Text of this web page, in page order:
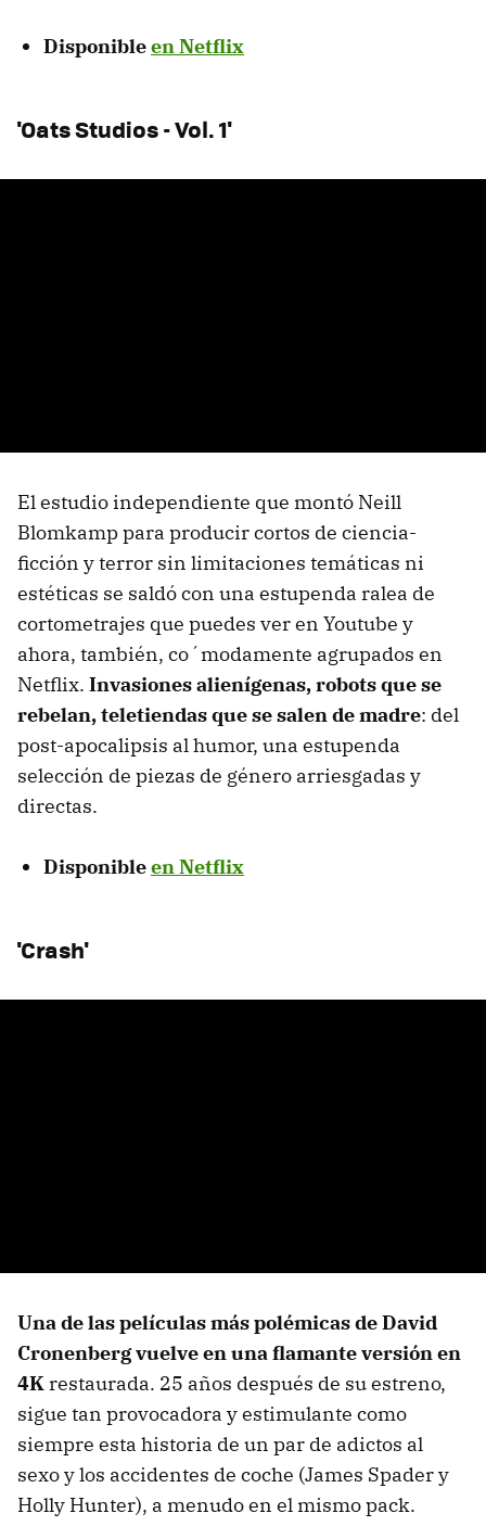
Disponibleen Netflix
'Oats Studios - Vol. 1'
El estudio independiente que montó Neill
Blomkamp para producir cortos de ciencia-
ficción y terror sin limitaciones temáticas ni
estéticas se saldó con una estupenda ralea de
cortometrajes que puedes ver en Youtube y
ahora, también, co´modamente agrupados en
Netflix. Invasiones alienígenas, robots que se
rebelan, teletiendas que se salen de madre: del
post-apocalipsis al humor, una estupenda
selección de piezas de género arriesgadas y
directas.
Disponibleen Netflix
'Crash'
Una de las películas más polémicas de David
Cronenberg vuelve en una flamante versión en
4K restaurada. 25 años después de su estreno,
sigue tan provocadora y estimulante como
siempre esta historia de un par de adictos al
sexo y los accidentes de coche (James Spader y
Holly Hunter), a menudo en el mismo pack.